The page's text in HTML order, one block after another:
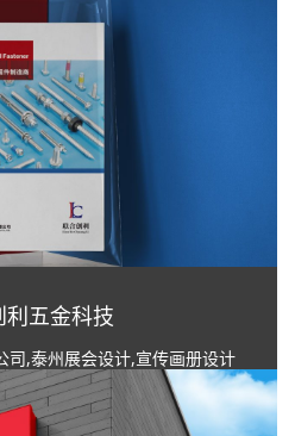
利五金科技
司,泰州展会设计,宣传画册设计